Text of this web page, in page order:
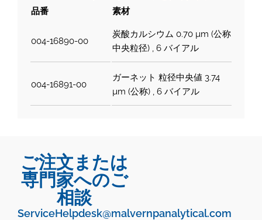
品番
素材
004-16890-00
炭酸カルシウム 0.70 µm (公称
中央粒径) , 6 バイアル
004-16891-00
ガーネット 粒径中央値 3.74
µm (公称) , 6 バイアル
ご注文または
専門家へのご
相談
ServiceHelpdesk@malvernpanalytical.com